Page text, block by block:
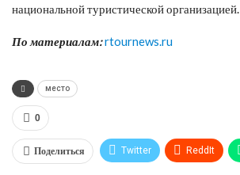
национальной туристической организацией.
По материалам:rtournews.ru
место
0
Поделиться Twitter ReddIt